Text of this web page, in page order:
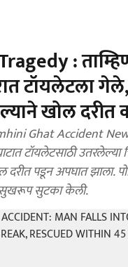
:
टॉयलेटला
खोल
Ghat Accident
टॉयलेटसाठी
दरीत पडून अपघात झाला.
सुखरूप सुटका केली.